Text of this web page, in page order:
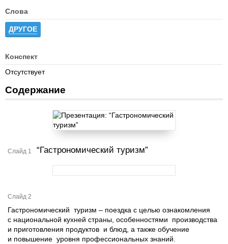
Слова
ДРУГОЕ
Конспект
Отсутствует
Содержание
Слайд 1 “Гастрономический туризм”
Слайд 2
Гастрономический туризм – поездка с целью ознакомления
с национальной кухней страны, особенностями производства
и приготовления продуктов и блюд, а также обучение
и повышение уровня профессиональных знаний.